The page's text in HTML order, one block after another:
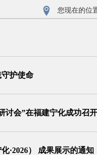
您现在的位
护使命
讨会”在福建宁化成功召
·2026） 成果展示的通知